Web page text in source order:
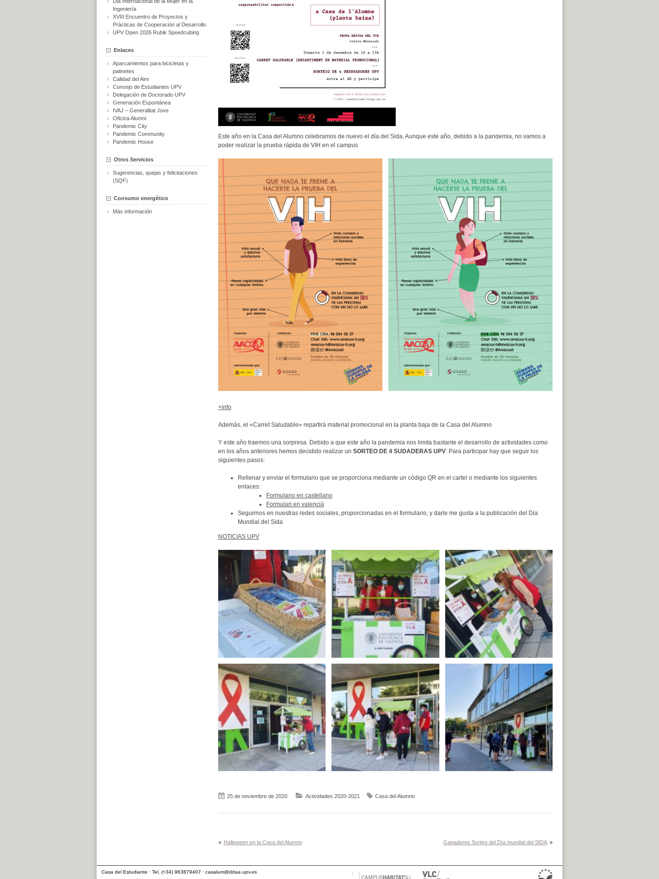
Este año en la Casa del Alumno celebramos de nuevo el día del Sida. Aunque este año, debido a la pandemia, no vamos a
poder realizar la prueba rápida de VIH en el campus
+info
Además, el «Carret Saludable» repartirá material promocional en la planta baja de la Casa del Alumno
Y este año traemos una sorpresa. Debido a que este año la pandemia nos limita bastante el desarrollo de actividades como
en los años anteriores hemos decidido realizar un SORTEO DE 4 SUDADERAS UPV. Para participar hay que seguir los
siguientes pasos:
Rellenar y enviar el formulario que se proporciona mediante un código QR en el cartel o mediante los siguientes
enlaces:
Formulario en castellano
Formulari en valencià
Seguirnos en nuestras redes sociales, proporcionadas en el formulario, y darle me gusta a la publicación del Dia
Mundial del Sida
NOTICIAS UPV
25 de noviembre de 2020 Actividades 2020-2021 Casa del Alumno
Navegación
entradas
Halloween en la Casa del Alumno Ganadores Sorteo del Día mundial del SIDA
Ingeniería
XVIII Encuentro de Proyectos y
Prácticas de Cooperación al Desarrollo
UPV Open 2026 Rubik Speedcubing
Enlaces
Aparcamientos para bicicletas y
patinetes
Calidad del Aire
Consejo de Estudiantes UPV
Delegación de Doctorado UPV
Generación Espontánea
IVAJ – Generalitat Jove
Oficina Alumni
Pandemic City
Pandemic Community
Pandemic House
Otros Servicios
Sugerencias, quejas y felicitaciones
(SQF)
Consumo energético
Más información
Casa del Estudiante · Tel. (+34) 963879407 · casalum@ddaa.upv.es